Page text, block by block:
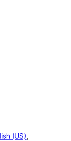
(US),